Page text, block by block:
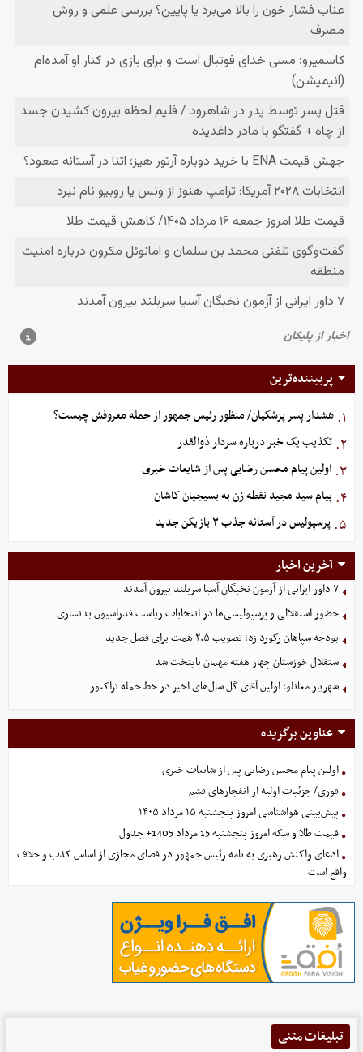
پربیننده‌ترین
۱. هشدار پسر پزشکیان/ منظور رئیس جمهور از جمله معروفش چیست؟
۲. تکذیب یک خبر درباره سردار ذوالقدر
۳. اولین پیام محسن رضایی پس از شایعات خبری
۴. پیام سید مجید نقطه زن به بسیجیان کاشان
۵. پرسپولیس در آستانه جذب ۳ بازیکن جدید
آخرین اخبار
۷ داور ایرانی از آزمون نخبگان آسیا سربلند بیرون آمدند
حضور استقلالی و پرسپولیسی‌ها در انتخابات ریاست فدراسیون بدنسازی
بودجه سپاهان رکورد زد؛ تصویب ۲.۵ همت برای فصل جدید
ستقلال خوزستان چهار هفته مهمان پایتخت شد
شهریار مغانلو؛ اولین آقای گل سال‌های اخیر در خط حمله تراکتور
عناوین برگزیده
اولین پیام محسن رضایی پس از شایعات خبری
فوری/ جزئیات اولیه از انفجارهای قشم
پیش‌بینی هواشناسی امروز پنجشنبه ۱۵ مرداد ۱۴۰۵
قیمت طلا و سکه امروز پنجشنبه 15 مرداد 1405+ جدول
ادعای واکنش رهبری به نامه رئیس جمهور در فضای مجازی از اساس کذب و خلاف
واقع است
تبلیغات متنی